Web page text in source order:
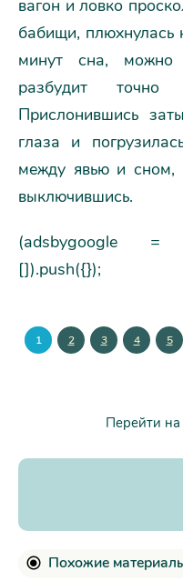
вагон и ловко
бабищи, плюхнулась
минут сна, можно
разбудит
Прислонившись
глаза и
между явью и сном,
выключившись.
(adsbygoogle =
[]).push({});
1 2 3 4 5
Перейти на
Похожие